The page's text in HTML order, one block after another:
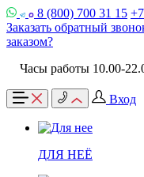
8 (800) 700 31 15
Заказать обратный
заказом?
Часы работы 10.00-
Вход
ДЛЯ НЕЁ